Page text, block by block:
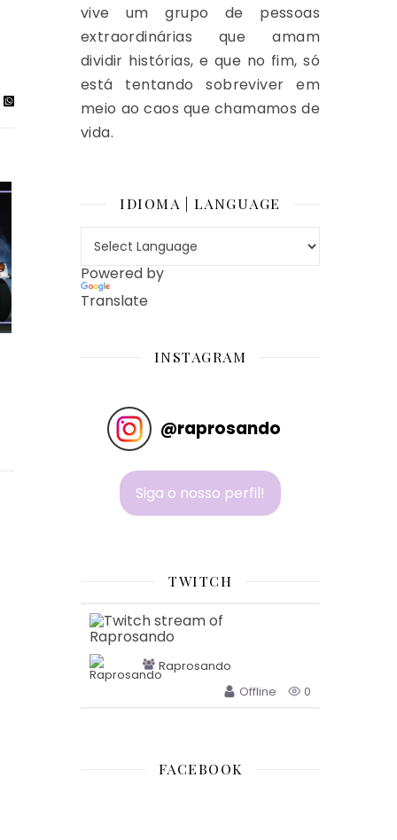
vive um grupo de pessoas
extraordinárias que amam
dividir histórias, e que no fim, só
está tentando sobreviver em
meio ao caos que chamamos de
vida.
IDIOMA | LANGUAGE
Powered by
Translate
INSTAGRAM
@raprosando
Siga o nosso perfil!
TWITCH
Raprosando
Offline
0
FACEBOOK